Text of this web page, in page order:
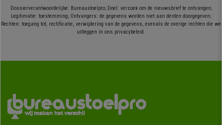
Dossierverantwoordelijke: Bureaustoelpro; Doel: verzoek om de nieuwsbrief te ontvangen;
Legitimatie: toestemming; Ontvangers: de gegevens worden niet aan derden doorgegeven;
Rechten: toegang tot, rectificatie, verwijdering van de gegevens, evenals de overige rechten die we
uitleggen in ons privacybeleid.